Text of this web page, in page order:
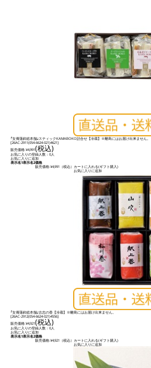
｢女傳蒲鉾総本舗｣スティックKAMABOKO詰合せ【冷蔵】※離島にはお届け出来ません。
[26AC-2911(054-6624-021)4621]
販売価格:¥4,991(税込)
お気に入りの登録人数：0人
お気に入りに追加
表示名1表示名2価格
販売価格:¥4,991（税込） カートに入れる(ギフト購入)
お気に入りに追加
｢女傳蒲鉾総本舗｣古志の香【冷蔵】※離島にはお届け出来ません。
[26AC-2912(054-6624-021)4556]
販売価格:¥4,921(税込)
お気に入りの登録人数：0人
お気に入りに追加
表示名1表示名2価格
販売価格:¥4,921（税込） カートに入れる(ギフト購入)
お気に入りに追加